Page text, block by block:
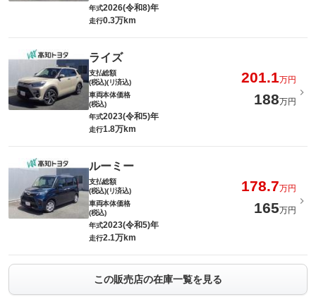
年式2026(令和8)年
走行0.3万km
ライズ
支払総額
(税込)(リ済込)
201.1万円
車両本体価格
(税込)
188万円
年式2023(令和5)年
走行1.8万km
ルーミー
支払総額
(税込)(リ済込)
178.7万円
車両本体価格
(税込)
165万円
年式2023(令和5)年
走行2.1万km
この販売店の在庫一覧を見る